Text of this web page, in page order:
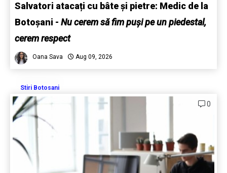
Salvatori atacați cu bâte și pietre: Medic de la
Botoșani - Nu cerem să fim puși pe un piedestal,
cerem respect
Oana Sava Aug 09, 2026
Stiri Botosani
0